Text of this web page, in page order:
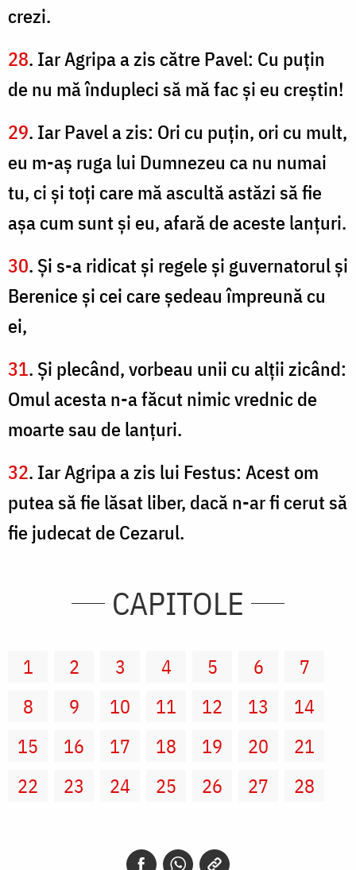
crezi.
28. Iar Agripa a zis către Pavel: Cu puţin
de nu mă îndupleci să mă fac şi eu creştin!
29. Iar Pavel a zis: Ori cu puţin, ori cu mult,
eu m-aş ruga lui Dumnezeu ca nu numai
tu, ci şi toţi care mă ascultă astăzi să fie
aşa cum sunt şi eu, afară de aceste lanţuri.
30. Şi s-a ridicat şi regele şi guvernatorul şi
Berenice şi cei care şedeau împreună cu
ei,
31. Şi plecând, vorbeau unii cu alţii zicând:
Omul acesta n-a făcut nimic vrednic de
moarte sau de lanţuri.
32. Iar Agripa a zis lui Festus: Acest om
putea să fie lăsat liber, dacă n-ar fi cerut să
fie judecat de Cezarul.
CAPITOLE
1 2 3 4 5 6
7
8
9 10 11 12 13
14
15
16 17 18 19 20
21
22
23 24 25 26 27 28